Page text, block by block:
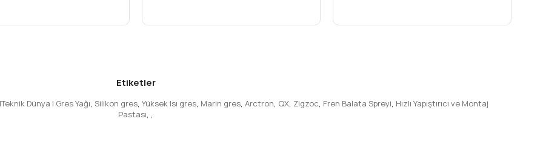
Etiketler
Dünya | Gres Yağı, Silikon gres, Yüksek Isı gres, Marin gres, Arctron, QX, Zigzoc, Fren Balata Spreyi, Hızlı Yapıştırıcı ve Montaj
Pastası, ,